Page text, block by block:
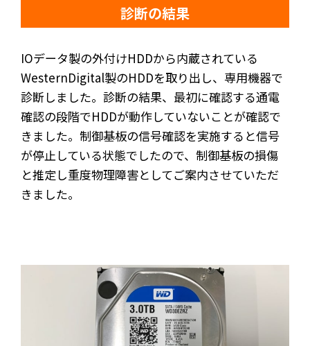
診断の結果
IOデータ製の外付けHDDから内蔵されている
WesternDigital製のHDDを取り出し、専用機器で
診断しました。診断の結果、最初に確認する通電
確認の段階でHDDが動作していないことが確認で
きました。制御基板の信号確認を実施すると信号
が停止している状態でしたので、制御基板の損傷
と推定し重度物理障害としてご案内させていただ
きました。